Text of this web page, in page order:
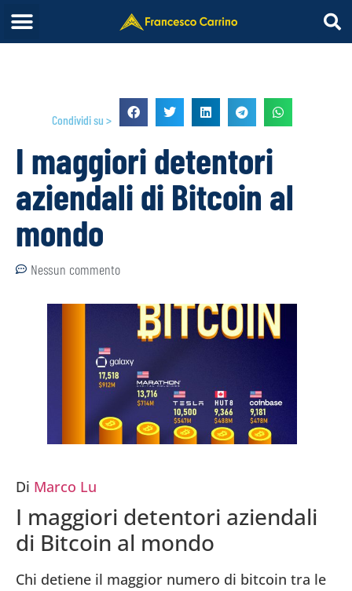
Condividi su >
I maggiori detentori
aziendali di Bitcoin al
mondo
Nessun commento
Di Marco Lu
I maggiori detentori aziendali
di Bitcoin al mondo
Chi detiene il maggior numero di bitcoin tra le